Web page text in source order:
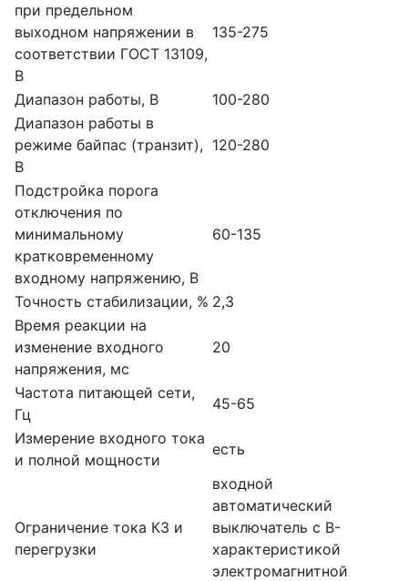
при предельном
выходном напряжении в
соответствии ГОСТ 13109,
В
135-275
Диапазон работы, В
100-280
Диапазон работы в
режиме байпас (транзит),
В
120-280
Подстройка порога
отключения по
минимальному
кратковременному
входному напряжению, В
60-135
Точность стабилизации, % 2,3
Время реакции на
изменение входного
напряжения, мс
20
Частота питающей сети,
Гц
45-65
Измерение входного тока
и полной мощности
есть
Ограничение тока КЗ и
перегрузки
входной
автоматический
выключатель с B-
характеристикой
электромагнитной